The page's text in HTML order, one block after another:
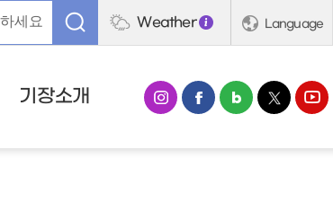
Weather Language
기장소개